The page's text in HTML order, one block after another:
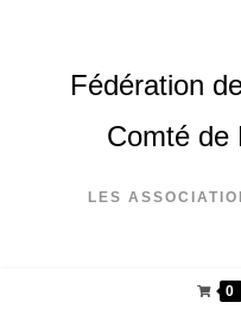
Fédération
Comté de
LES
0